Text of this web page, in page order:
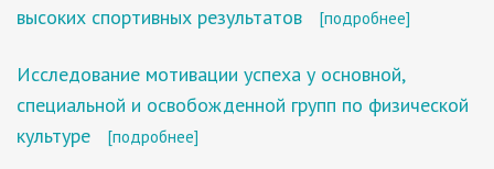
высоких спортивных результатов
[подробнее]
Исследование мотивации успеха у основной,
специальной и освобожденной групп по физической
культуре
[подробнее]